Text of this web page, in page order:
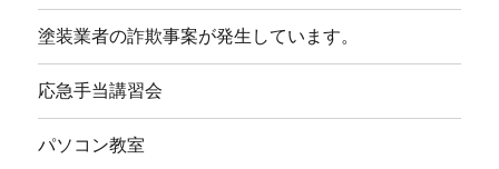
塗装業者の詐欺事案が発生しています。
応急手当講習会
パソコン教室